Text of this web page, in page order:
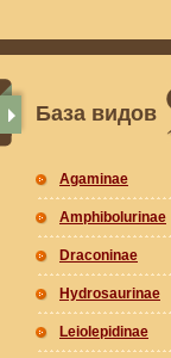
База видов
Agaminae
Amphibolurinae
Draconinae
Hydrosaurinae
Leiolepidinae